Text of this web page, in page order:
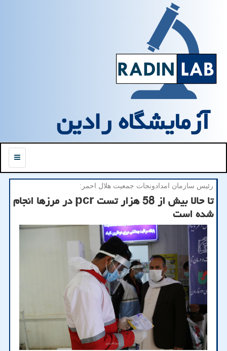
آزمایشگاه رادین
منو
رئیس سازمان امدادونجات جمعیت هلال احمر:
تا حالا بیش از 58 هزار تست pcr در مرزها انجام
شده است